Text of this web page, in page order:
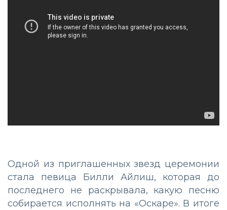
Одной из приглашенных звезд церемонии
стала певица Билли Айлиш, которая до
последнего не раскрывала, какую песню
собирается исполнять на «Оскаре». В итоге